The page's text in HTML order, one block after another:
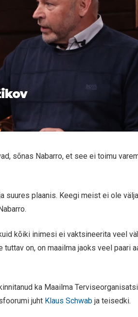
sõnas Nabarro, et see ei toimu
suures plaanis. Keegi meist ei ole
kõiki inimesi ei vaktsineerita veel
on, on maailma jaoks veel paari
ka Maailma
juht Klaus Schwab ja teisedki.